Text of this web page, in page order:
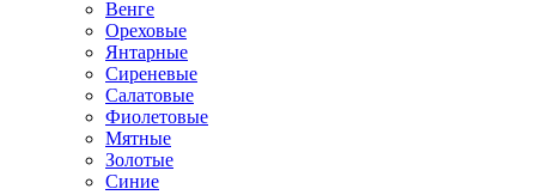
Венге
Ореховые
Янтарные
Сиреневые
Салатовые
Фиолетовые
Мятные
Золотые
Синие